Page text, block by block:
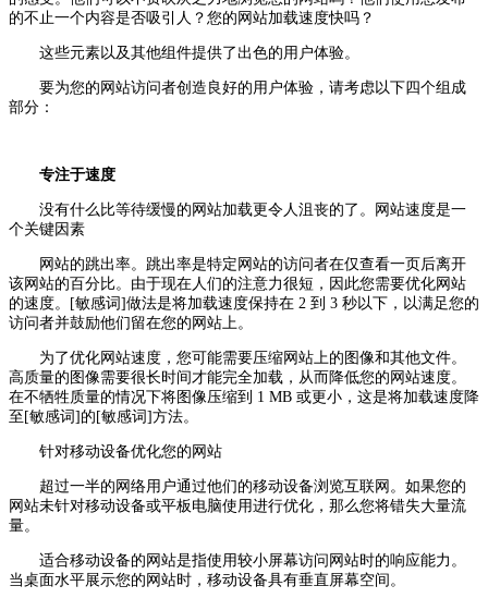
的不止一个内容是否吸引人？您的网站加载速度快吗？
这些元素以及其他组件提供了出色的用户体验。
要为您的网站访问者创造良好的用户体验，请考虑以下四个组成
部分：
专注于速度
没有什么比等待缓慢的网站加载更令人沮丧的了。网站速度是一
个关键因素
网站的跳出率。跳出率是特定网站的访问者在仅查看一页后离开
该网站的百分比。由于现在人们的注意力很短，因此您需要优化网站
的速度。[敏感词]做法是将加载速度保持在 2 到 3 秒以下，以满足您的
访问者并鼓励他们留在您的网站上。
为了优化网站速度，您可能需要压缩网站上的图像和其他文件。
高质量的图像需要很长时间才能完全加载，从而降低您的网站速度。
在不牺牲质量的情况下将图像压缩到 1 MB 或更小，这是将加载速度降
至[敏感词]的[敏感词]方法。
针对移动设备优化您的网站
超过一半的网络用户通过他们的移动设备浏览互联网。如果您的
网站未针对移动设备或平板电脑使用进行优化，那么您将错失大量流
量。
适合移动设备的网站是指使用较小屏幕访问网站时的响应能力。
当桌面水平展示您的网站时，移动设备具有垂直屏幕空间。